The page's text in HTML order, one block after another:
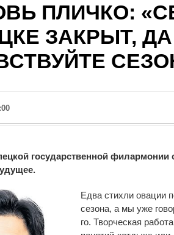
ПЛИЧКО:
ЗАКРЫТ, ДА
государственной
Едва стихли овации
сезона, а мы уже
го. Творческая